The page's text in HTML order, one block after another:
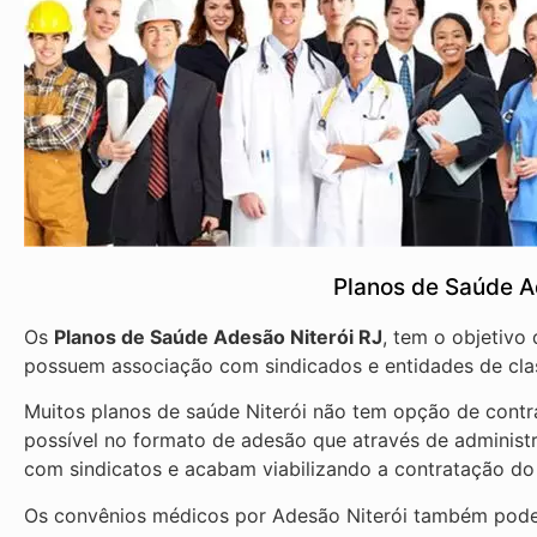
Planos de Saúde
Os Planos de Saúde Adesão Niterói RJ, tem o objetivo
possuem associação com sindicados e entidades de
Muitos planos de saúde Niterói não tem opção de
possível no formato de adesão que através de
com sindicatos e acabam viabilizando a contratação
Os convênios médicos por Adesão Niterói também